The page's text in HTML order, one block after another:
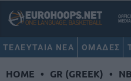
ΤΕΛΕΥΤΑΙΑ ΝΕΑ ΟΜΑΔΕΣ
HOME • GR (GREEK) •